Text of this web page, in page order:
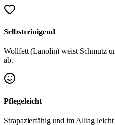
Selbstreinigend
Wollfett (Lanolin) weist Schmutz
ab.
Pflegeleicht
Strapazierfähig und im Alltag